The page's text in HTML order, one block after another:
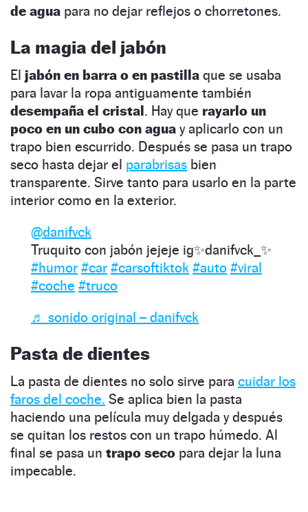
de agua para no dejar reflejos o chorretones.
La magia del jabón
El jabón en barra o en pastilla que se usaba
para lavar la ropa antiguamente también
desempaña el cristal. Hay que rayarlo un
poco en un cubo con agua y aplicarlo con un
trapo bien escurrido. Después se pasa un trapo
seco hasta dejar el parabrisas bien
transparente. Sirve tanto para usarlo en la parte
interior como en la exterior.
@danifvck
Truquito con jabón jejeje ig✨danifvck_✨
#humor #car #carsoftiktok #auto #viral
#coche #truco
♬ sonido original – danifvck
Pasta de dientes
La pasta de dientes no solo sirve para cuidar los
faros del coche. Se aplica bien la pasta
haciendo una película muy delgada y después
se quitan los restos con un trapo húmedo. Al
final se pasa un trapo seco para dejar la luna
impecable.